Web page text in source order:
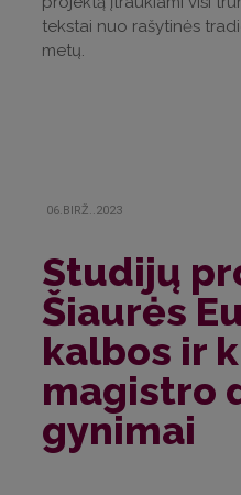
tekstai nuo rašytinės
metų.
06.BIRŽ..2023
Studijų
Šiaurės
kalbos ir
magistro
gynimai